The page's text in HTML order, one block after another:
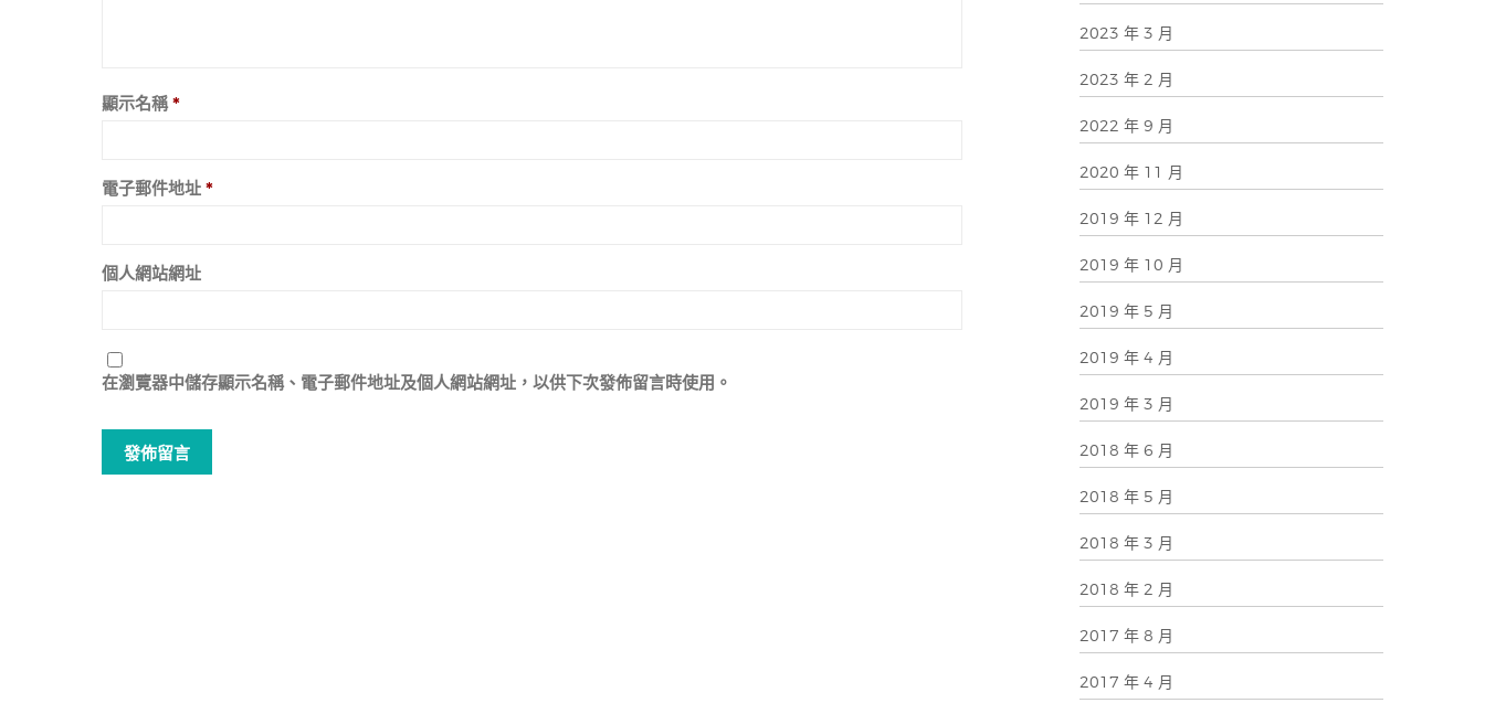
顯示名稱*
電子郵件地址 *
個人網站網址
在瀏覽器中儲存顯示名稱、電子郵件地址及個人網站網址，以供下次發佈留言時使用。
2023 年 3 月
2023 年 2 月
2022 年 9 月
2020 年 11 月
2019 年 12 月
2019 年 10 月
2019 年 5 月
2019 年 4 月
2019 年 3 月
2018 年 6 月
2018 年 5 月
2018 年 3 月
2018 年 2 月
2017 年 8 月
2017 年 4 月